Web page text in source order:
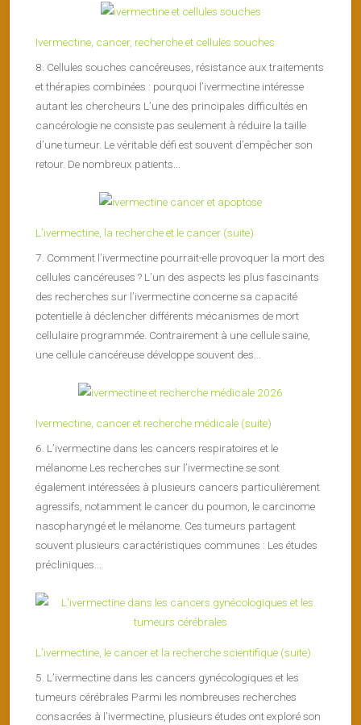
Ivermectine, cancer, recherche et cellules souches
8. Cellules souches cancéreuses, résistance aux traitements
et thérapies combinées : pourquoi l’ivermectine intéresse
autant les chercheurs L’une des principales difficultés en
cancérologie ne consiste pas seulement à réduire la taille
d’une tumeur. Le véritable défi est souvent d’empêcher son
retour. De nombreux patients...
L’ivermectine, la recherche et le cancer (suite)
7. Comment l’ivermectine pourrait-elle provoquer la mort des
cellules cancéreuses ? L’un des aspects les plus fascinants
des recherches sur l’ivermectine concerne sa capacité
potentielle à déclencher différents mécanismes de mort
cellulaire programmée. Contrairement à une cellule saine,
une cellule cancéreuse développe souvent des...
Ivermectine, cancer et recherche médicale (suite)
6. L’ivermectine dans les cancers respiratoires et le
mélanome Les recherches sur l’ivermectine se sont
également intéressées à plusieurs cancers particulièrement
agressifs, notamment le cancer du poumon, le carcinome
nasopharyngé et le mélanome. Ces tumeurs partagent
souvent plusieurs caractéristiques communes : Les études
précliniques...
L’ivermectine, le cancer et la recherche scientifique (suite)
5. L’ivermectine dans les cancers gynécologiques et les
tumeurs cérébrales Parmi les nombreuses recherches
consacrées à l’ivermectine, plusieurs études ont exploré son